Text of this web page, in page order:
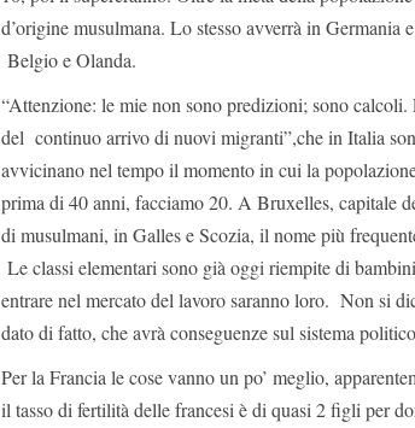
d’origine musulmana. Lo stesso avverrà in
Belgio e Olanda.
“Attenzione: le mie non sono predizioni; sono
del continuo arrivo di nuovi migranti”,che in Italia
avvicinano nel tempo il momento in cui la
prima di 40 anni, facciamo 20. A Bruxelles, capitale
di musulmani, in Galles e Scozia, il nome più
Le classi elementari sono già oggi riempite di
entrare nel mercato del lavoro saranno loro. Non si
dato di fatto, che avrà conseguenze sul sistema
Per la Francia le cose vanno un po’ meglio,
il tasso di fertilità delle francesi è di quasi 2 figli per